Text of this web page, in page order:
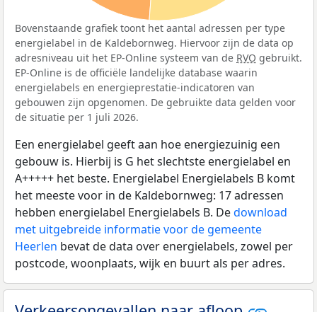
Bovenstaande grafiek toont het aantal adressen per type
energielabel in de Kaldebornweg. Hiervoor zijn de data op
adresniveau uit het EP-Online systeem van de RVO gebruikt.
EP-Online is de officiële landelijke database waarin
energielabels en energieprestatie-indicatoren van
gebouwen zijn opgenomen. De gebruikte data gelden voor
de situatie per 1 juli 2026.
Een energielabel geeft aan hoe energiezuinig een
gebouw is. Hierbij is G het slechtste energielabel en
A+++++ het beste. Energielabel Energielabels B komt
het meeste voor in de Kaldebornweg: 17 adressen
hebben energielabel Energielabels B. Dedownload
met uitgebreide informatie voor de gemeente
Heerlen bevat de data over energielabels, zowel per
postcode, woonplaats, wijk en buurt als per adres.